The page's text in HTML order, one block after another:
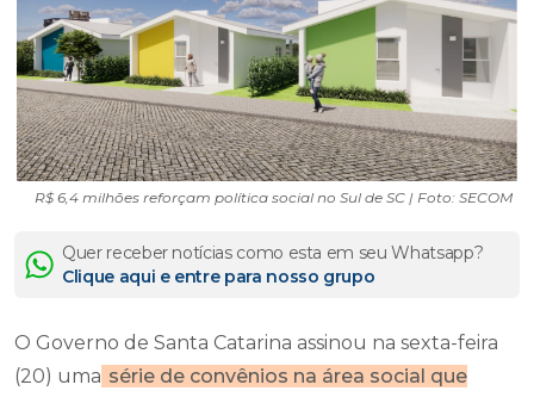
R$ 6,4 milhões reforçam política social no Sul de SC | Foto: SECOM
Quer receber notícias como esta em seu Whatsapp?
Clique aqui e entre para nosso grupo
O Governo de Santa Catarina assinou na sexta-feira
(20) uma série de convênios na área social que